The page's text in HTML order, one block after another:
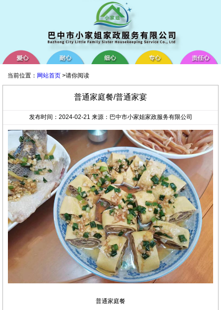
当前位置： 网站首页 >请你阅读
普通家庭餐/普通家宴
发布时间：2024-02-21 来源：巴中市小家姐家政服务有限公司
普通家庭餐